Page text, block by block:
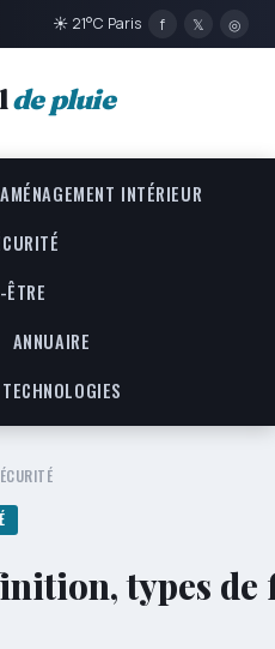
☀ 21°C Paris f 𝕏 ◎
de pluie
INTÉRIEUR
ANNUAIRE
types de